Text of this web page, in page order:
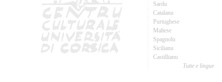
Sardu
Catalanu
Purtughese
Maltese
Spagnolu
Sicilianu
Castillianu
Tutte e lingue